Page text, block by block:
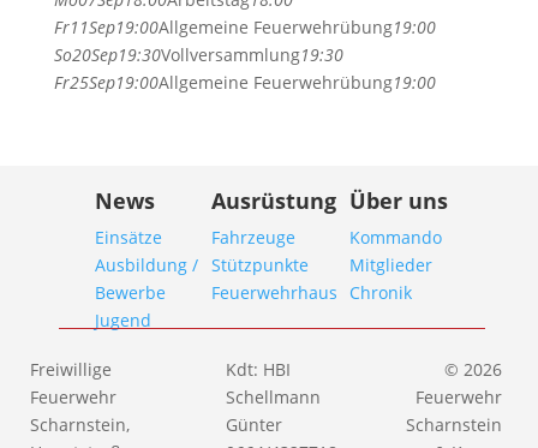
Fr11Sep19:00Allgemeine Feuerwehrübung19:00
So20Sep19:30Vollversammlung19:30
Fr25Sep19:00Allgemeine Feuerwehrübung19:00
News
Einsätze
Ausbildung /
Bewerbe
Jugend
Ausrüstung
Fahrzeuge
Stützpunkte
Feuerwehrhaus
Über uns
Kommando
Mitglieder
Chronik
Freiwillige
Feuerwehr
Scharnstein,
Kdt: HBI
Schellmann
Günter
© 2026
Feuerwehr
Scharnstein